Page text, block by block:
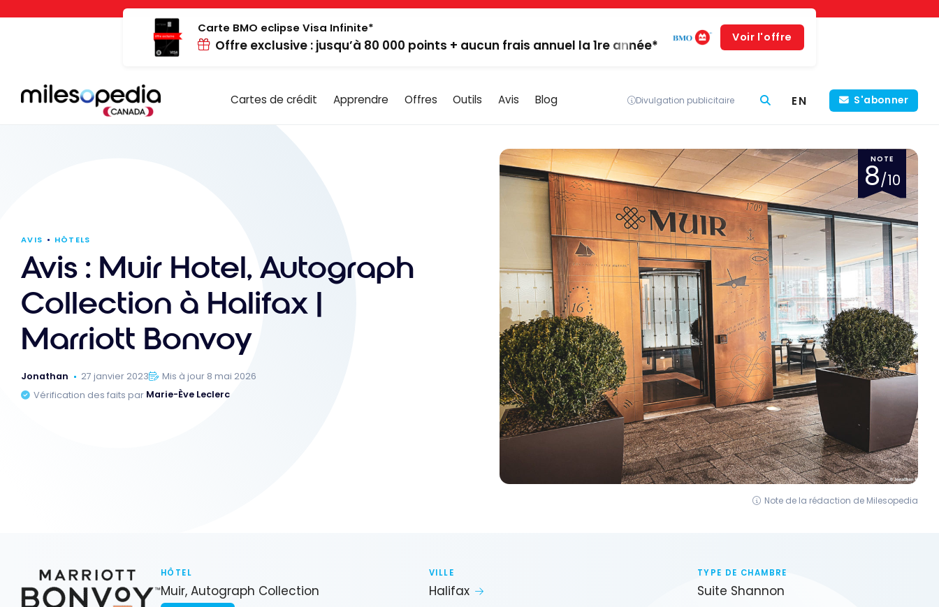
Panneau de gestion des cookies
Carte BMO eclipse Visa Infinite*
Offre exclusive : jusqu’à 80 000 points + aucun frais annuel la 1re année*
Voir l'offre
Cartes de crédit Apprendre Offres Outils Avis Blog Divulgation publicitaire EN S'abonner
AVIS HÔTELS
Avis : Muir Hotel, Autograph
Collection à Halifax |
Marriott Bonvoy
Jonathan 27 janvier 2023
Mis à jour 8 mai 2026
Vérification des faits par Marie-Ève Leclerc
NOTE
8/10
Note de la rédaction de Milesopedia
HÔTEL
Muir, Autograph Collection
VILLE
Halifax
TYPE DE CHAMBRE
Suite Shannon